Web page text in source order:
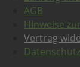
AGB
Hinweise
Vertrag